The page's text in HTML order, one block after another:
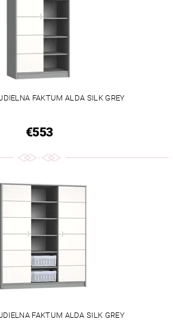
FAKTUM ALDA SILK GREY
€553
FAKTUM ALDA SILK GREY